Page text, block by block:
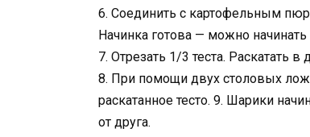
6. Соединить с картофельным
Начинка готова — можно начинать
7. Отрезать 1/3 теста. Раскатать
8. При помощи двух столовых
раскатанное тесто. 9. Шарики
от друга.